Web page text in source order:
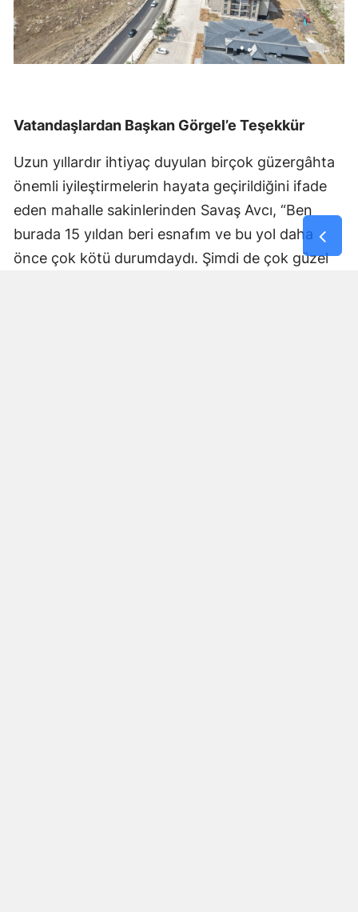
Vatandaşlardan Başkan Görgel’e Teşekkür
Uzun yıllardır ihtiyaç duyulan birçok güzergâhta
önemli iyileştirmelerin hayata geçirildiğini ifade
eden mahalle sakinlerinden Savaş Avcı, “Ben
burada 15 yıldan beri esnafım ve bu yol daha
önce çok kötü durumdaydı. Şimdi de çok güzel